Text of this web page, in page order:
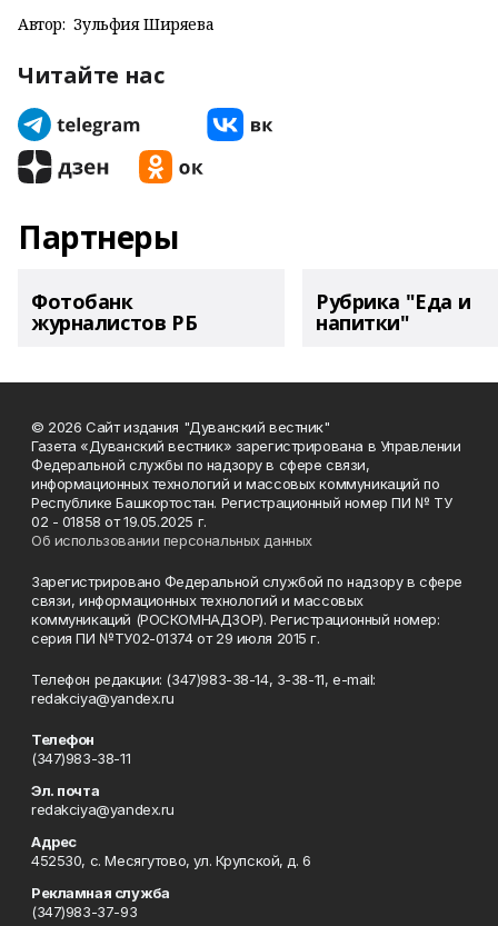
Автор: Зульфия Ширяева
Читайте нас
Партнеры
Фотобанк
журналистов РБ
Рубрика "Еда и
напитки"
© 2026 Сайт издания "Дуванский вестник"
Газета «Дуванский вестник» зарегистрирована в Управлении
Федеральной службы по надзору в сфере связи,
информационных технологий и массовых коммуникаций по
Республике Башкортостан. Регистрационный номер ПИ № ТУ
02 - 01858 от 19.05.2025 г.
Об использовании персональных данных
Зарегистрировано Федеральной службой по надзору в сфере
связи, информационных технологий и массовых
коммуникаций (РОСКОМНАДЗОР). Регистрационный номер:
серия ПИ №ТУ02-01374 от 29 июля 2015 г.
Телефон редакции: (347)983-38-14, 3-38-11, e-mail:
redakciya@yandex.ru
Телефон
(347)983-38-11
Эл. почта
redakciya@yandex.ru
Адрес
452530, с. Месягутово, ул. Крупской, д. 6
Рекламная служба
(347)983-37-93